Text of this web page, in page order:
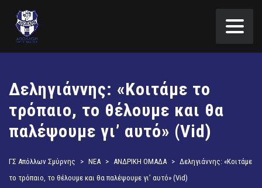
Δεληγιάννης: «Κοιτάμε το
τρόπαιο, το θέλουμε και θα
παλέψουμε γι’ αυτό» (Vid)
ΓΣ Απόλλων Σμύρνης > ΝΕΑ > ΑΝΔΡΙΚΗ ΟΜΑΔΑ > Δεληγιάννης: «Κοιτάμε
το τρόπαιο, το θέλουμε και θα παλέψουμε γι’ αυτό» (Vid)